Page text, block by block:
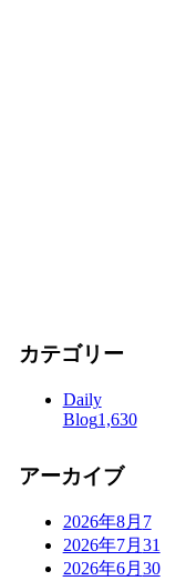
カテゴリー
Daily
Blog1,630
アーカイブ
2026年8月 7
2026年7月 31
2026年6月 30